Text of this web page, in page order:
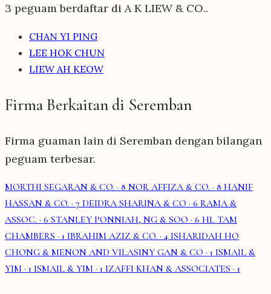
3 peguam berdaftar di A K LIEW & CO..
CHAN YI PING
LEE HOK CHUN
LIEW AH KEOW
Firma Berkaitan di Seremban
Firma guaman lain di Seremban dengan bilangan
peguam terbesar.
MORTHI SEGARAN & CO. · 8 NOR AFFIZA & CO. · 8 HANIF
HASSAN & CO. · 7 DEIDRA SHARINA & CO · 6 RAMA &
ASSOC. · 6 STANLEY PONNIAH, NG & SOO · 6 HL TAM
CHAMBERS · 1 IBRAHIM AZIZ & CO. · 4 ISHARIDAH HO
CHONG & MENON AND VILASINY GAN & CO · 1 ISMAIL &
YIM · 1 ISMAIL & YIM · 1 IZAFFI KHAN & ASSOCIATES · 1